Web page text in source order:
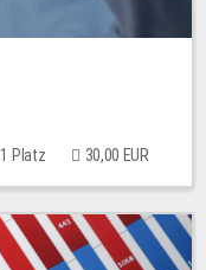
1 Platz 30,00 EUR